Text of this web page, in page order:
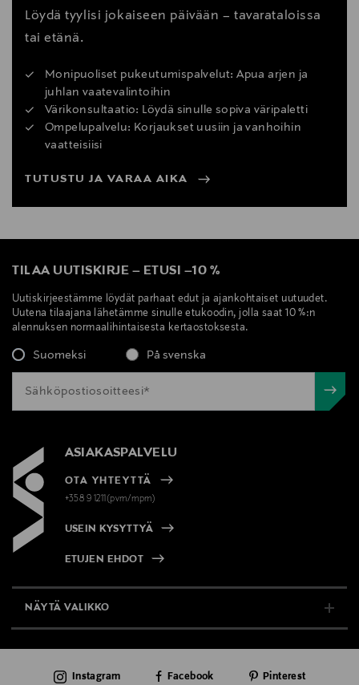
Löydä tyylisi jokaiseen päivään – tavarataloissa
tai etänä.
Monipuoliset pukeutumispalvelut: Apua arjen ja
juhlan vaatevalintoihin
Värikonsultaatio: Löydä sinulle sopiva väripaletti
Ompelupalvelu: Korjaukset uusiin ja vanhoihin
vaatteisiisi
TUTUSTU JA VARAA AIKA
TILAA UUTISKIRJE – ETUSI –10 %
Uutiskirjeestämme löydät parhaat edut ja ajankohtaiset uutuudet.
Uutena tilaajana lähetämme sinulle etukoodin, jolla saat 10 %:n
alennuksen normaalihintaisesta kertaostoksesta.
Suomeksi På svenska
ASIAKASPALVELU
OTA YHTEYTTÄ
+358 9 1211(pvm/mpm)
USEIN KYSYTTYÄ
ETUJEN EHDOT
NÄYTÄ VALIKKO
AJANKOHTAISTA
Instagram Facebook Pinterest